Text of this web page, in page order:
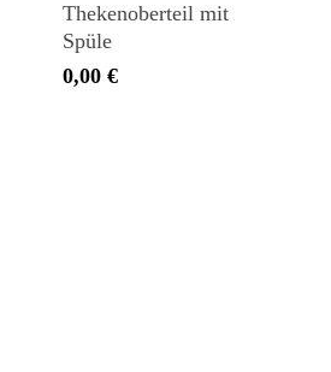
Thekenoberteil mit
Spüle
0,00 €